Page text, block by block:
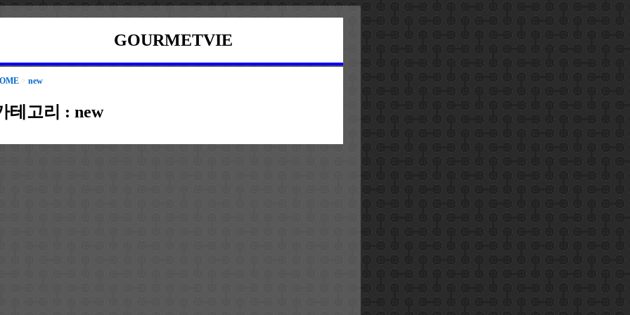
GOURMETVIE
> new
테고리 : new